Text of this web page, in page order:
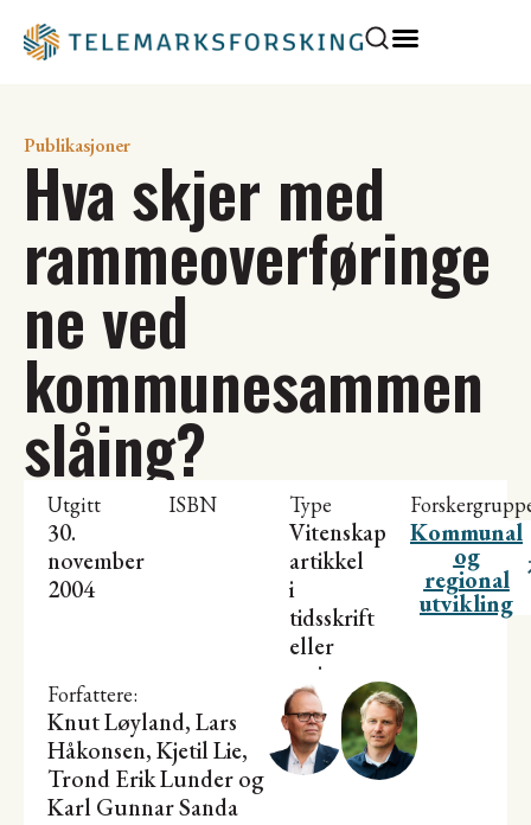
Publikasjoner
Hva skjer med
rammeoverføringe
ne ved
kommunesammen
slåing?
Utgitt
30.
november
2004
ISBN Type
Vitenskapelig
artikkel
i
tidsskrift
eller
serier
Kommunal
og
regional
utvikling
Forfattere:
Knut Løyland, Lars
Håkonsen,Kjetil Lie,
Trond Erik Lunderog
Karl Gunnar Sanda